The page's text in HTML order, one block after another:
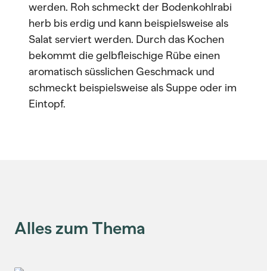
werden. Roh schmeckt der Bodenkohlrabi
herb bis erdig und kann beispielsweise als
Salat serviert werden. Durch das Kochen
bekommt die gelbfleischige Rübe einen
aromatisch süsslichen Geschmack und
schmeckt beispielsweise als Suppe oder im
Eintopf.
Alles zum Thema